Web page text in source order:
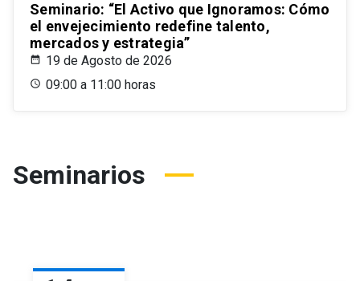
Seminario: “El Activo que Ignoramos: Cómo
el envejecimiento redefine talento,
mercados y estrategia”
19 de Agosto de 2026
09:00 a 11:00 horas
Seminarios